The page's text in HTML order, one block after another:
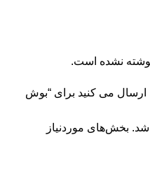
نشده است.
ارسال می کنید برای “بوش
شد. بخش‌های موردنیاز